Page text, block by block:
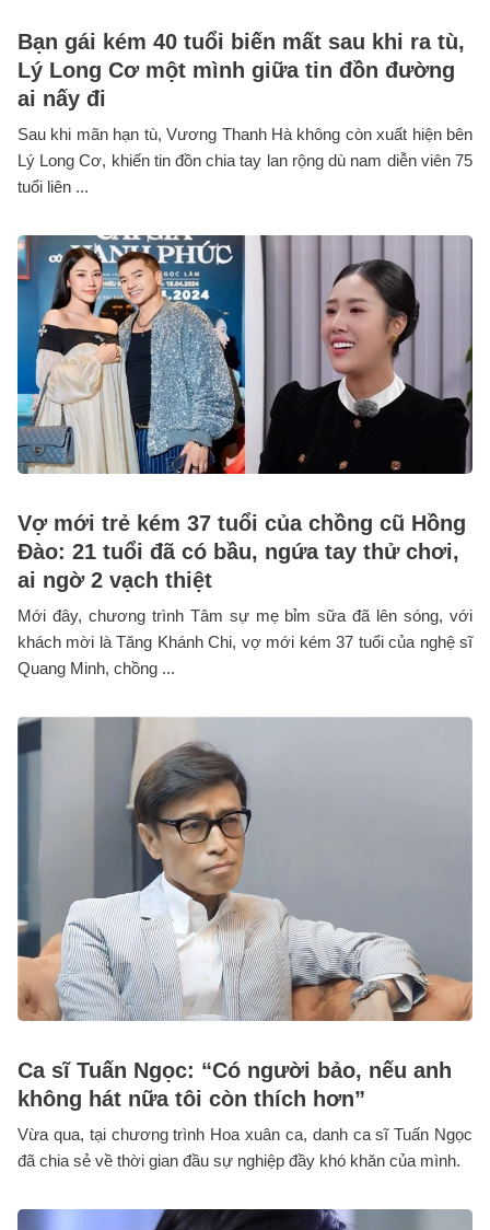
Bạn gái kém 40 tuổi biến mất sau khi ra tù,
Lý Long Cơ một mình giữa tin đồn đường
ai nấy đi
Sau khi mãn hạn tù, Vương Thanh Hà không còn xuất hiện bên
Lý Long Cơ, khiến tin đồn chia tay lan rộng dù nam diễn viên 75
tuổi liên ...
Vợ mới trẻ kém 37 tuổi của chồng cũ Hồng
Đào: 21 tuổi đã có bầu, ngứa tay thử chơi,
ai ngờ 2 vạch thiệt
Mới đây, chương trình Tâm sự mẹ bỉm sữa đã lên sóng, với
khách mời là Tăng Khánh Chi, vợ mới kém 37 tuổi của nghệ sĩ
Quang Minh, chồng ...
Ca sĩ Tuấn Ngọc: “Có người bảo, nếu anh
không hát nữa tôi còn thích hơn”
Vừa qua, tại chương trình Hoa xuân ca, danh ca sĩ Tuấn Ngọc
đã chia sẻ về thời gian đầu sự nghiệp đầy khó khăn của mình.